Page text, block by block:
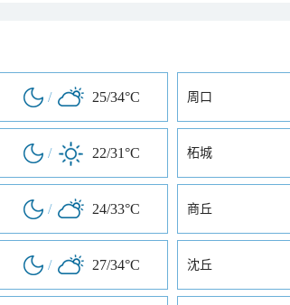
/ 25/34°C 周口
/ 22/31°C 柘城
/ 24/33°C 商丘
/ 27/34°C 沈丘